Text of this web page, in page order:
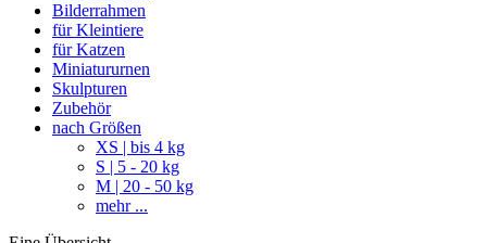
Bilderrahmen
für Kleintiere
für Katzen
Miniatururnen
Skulpturen
Zubehör
nach Größen
XS | bis 4 kg
S | 5 - 20 kg
M | 20 - 50 kg
mehr ...